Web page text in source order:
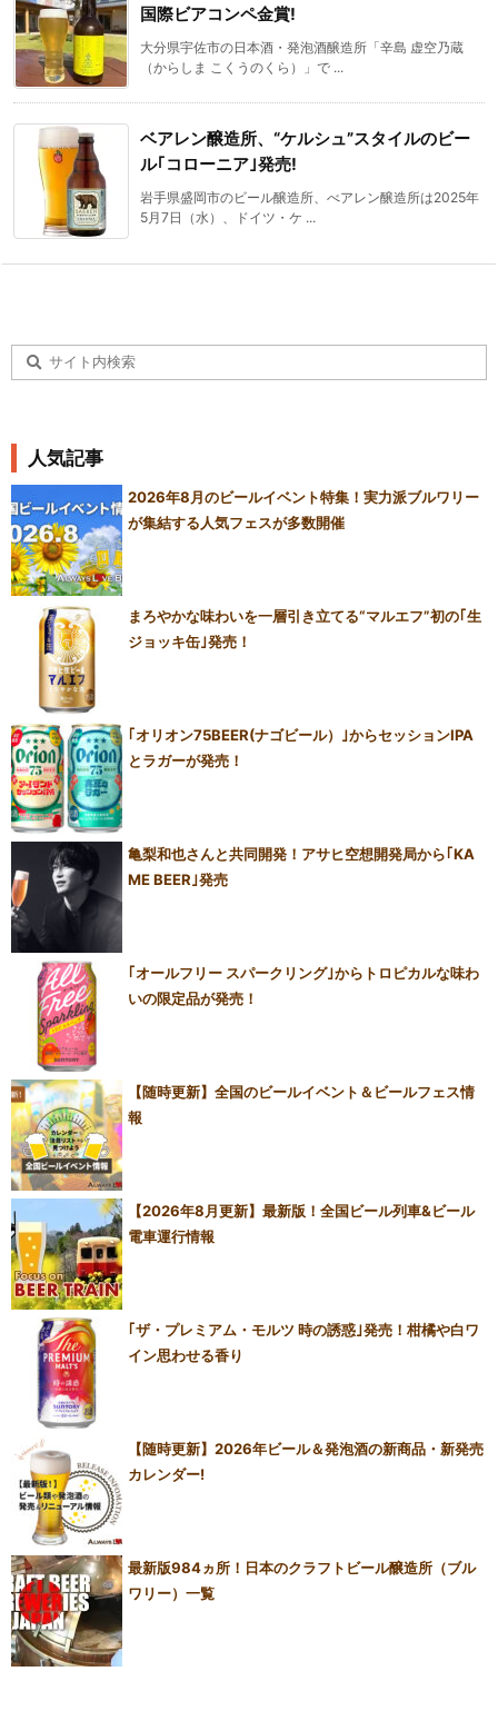
国際ビアコンペ金賞!
大分県宇佐市の日本酒・発泡酒醸造所「辛島 虚空乃蔵
（からしま こくうのくら）」で ...
ベアレン醸造所、“ケルシュ”スタイルのビー
ル｢コローニア｣発売!
岩手県盛岡市のビール醸造所、べアレン醸造所は2025年
5月7日（水）、ドイツ・ケ ...
人気記事
2026年8月のビールイベント特集！実力派ブルワリー
が集結する人気フェスが多数開催
まろやかな味わいを一層引き立てる“マルエフ”初の｢生
ジョッキ缶｣発売！
｢オリオン75BEER(ナゴビール）｣からセッションIPA
とラガーが発売！
亀梨和也さんと共同開発！アサヒ空想開発局から｢KA
ME BEER｣発売
｢オールフリー スパークリング｣からトロピカルな味わ
いの限定品が発売！
【随時更新】全国のビールイベント＆ビールフェス情
報
【2026年8月更新】最新版！全国ビール列車&ビール
電車運行情報
｢ザ・プレミアム・モルツ 時の誘惑｣発売！柑橘や白ワ
イン思わせる香り
【随時更新】2026年ビール＆発泡酒の新商品・新発売
カレンダー!
最新版984ヵ所！日本のクラフトビール醸造所（ブル
ワリー）一覧